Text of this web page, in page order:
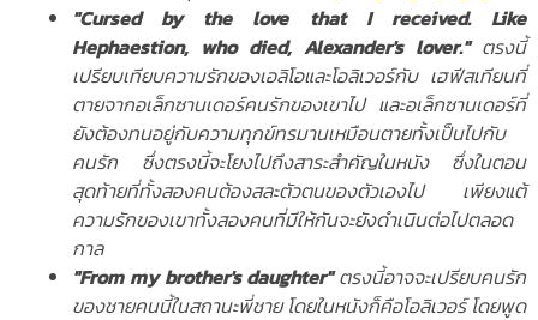
"Cursed by the love that I received. Like
Hephaestion, who died, Alexander's lover." ตรงนี้
เปรียบเทียบความรักของเอลิโอและโอลิเวอร์กับ เฮฟีสเทียนที่
ตายจากอเล็กซานเดอร์คนรักของเขาไป และอเล็กซานเดอร์ที่
ยังต้องทนอยู่กับความทุกข์ทรมานเหมือนตายทั้งเป็นไปกับ
คนรัก ซึ่งตรงนี้จะโยงไปถึงสาระสำคัญในหนัง ซึ่งในตอน
สุดท้ายที่ทั้งสองคนต้องสละตัวตนของตัวเองไป เพียงแต้
ความรักของเขาทั้งสองคนที่มีให้กันจะยังดำเนินต่อไปตลอด
กาล
"From my brother's daughter"ตรงนี้อาจจะเปรียบคนรัก
ของชายคนนี้ในสถานะพี่ชาย โดยในหนังก็คือโอลิเวอร์ โดยพูด